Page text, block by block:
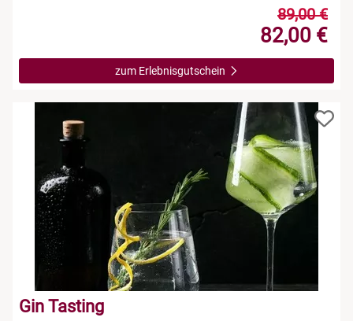
89,00 €
82,00 €
zum Erlebnisgutschein
Gin Tasting